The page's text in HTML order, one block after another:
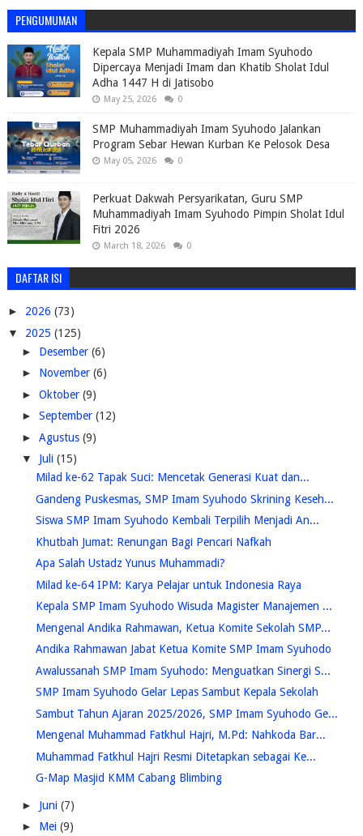
PENGUMUMAN
Kepala SMP Muhammadiyah Imam Syuhodo
Dipercaya Menjadi Imam dan Khatib Sholat Idul
Adha 1447 H di Jatisobo
May 25, 2026 0
SMP Muhammadiyah Imam Syuhodo Jalankan
Program Sebar Hewan Kurban Ke Pelosok Desa
May 05, 2026 0
Perkuat Dakwah Persyarikatan, Guru SMP
Muhammadiyah Imam Syuhodo Pimpin Sholat Idul
Fitri 2026
March 18, 2026 0
DAFTAR ISI
► 2026 (73)
▼ 2025 (125)
► Desember (6)
► November (6)
► Oktober (9)
► September (12)
► Agustus (9)
▼ Juli (15)
Milad ke-62 Tapak Suci: Mencetak Generasi Kuat dan...
Gandeng Puskesmas, SMP Imam Syuhodo Skrining Keseh...
Siswa SMP Imam Syuhodo Kembali Terpilih Menjadi An...
Khutbah Jumat: Renungan Bagi Pencari Nafkah
Apa Salah Ustadz Yunus Muhammadi?
Milad ke-64 IPM: Karya Pelajar untuk Indonesia Raya
Kepala SMP Imam Syuhodo Wisuda Magister Manajemen ...
Mengenal Andika Rahmawan, Ketua Komite Sekolah SMP...
Andika Rahmawan Jabat Ketua Komite SMP Imam Syuhodo
Awalussanah SMP Imam Syuhodo: Menguatkan Sinergi S...
SMP Imam Syuhodo Gelar Lepas Sambut Kepala Sekolah
Sambut Tahun Ajaran 2025/2026, SMP Imam Syuhodo Ge...
Mengenal Muhammad Fatkhul Hajri, M.Pd: Nahkoda Bar...
Muhammad Fatkhul Hajri Resmi Ditetapkan sebagai Ke...
G-Map Masjid KMM Cabang Blimbing
► Juni (7)
► Mei (9)